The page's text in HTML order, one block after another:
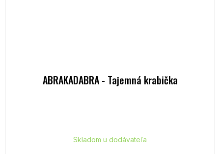
ABRAKADABRA - Tajemná krabička
Skladom u dodávateľa